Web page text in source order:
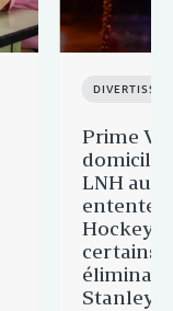
Prime
domicile
LNH au
entente
Hockey
certains
Stanley